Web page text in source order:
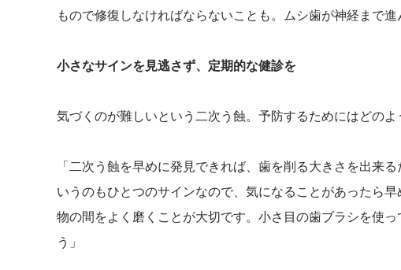
もので修復しなければならないことも。ムシ歯が神経まで
小さなサインを見逃さず、定期的な健診を
気づくのが難しいという二次う蝕。予防するためにはどの
「二次う蝕を早めに発見できれば、歯を削る大きさを出来
いうのもひとつのサインなので、気になることがあったら
物の間をよく磨くことが大切です。小さ目の歯ブラシを使
う」